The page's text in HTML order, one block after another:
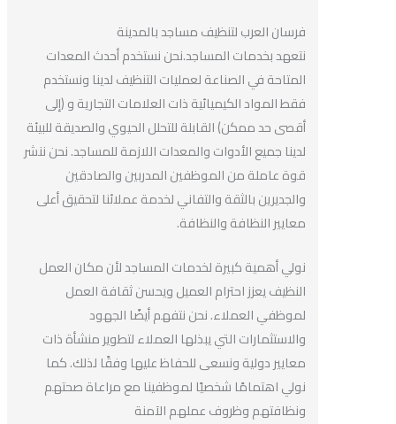
فرسان العرب لتنظيف مساجد بالمدينة
نتعهد بخدمات المساجد.نحن نستخدم أحدث المعدات
المتاحة في الصناعة لعمليات التنظيف لدينا ونستخدم
فقط المواد الكيميائية ذات العلامات التجارية و (إلى
أقصى حد ممكن) القابلة للتحلل الحيوي والصديقة للبيئة
لدينا جميع الأدوات والمعدات اللازمة للمساجد. نحن ننشر
قوة عاملة من الموظفين المدربين والصادقين
والجديرين بالثقة والتفاني لخدمة عملائنا لتحقيق أعلى
معايير النظافة والنظافة.
نولي أهمية كبيرة لخدمات المساجد لأن مكان العمل
النظيف يعزز احترام العميل ويحسن ثقافة العمل
لموظفي العملاء. نحن نتفهم أيضًا الجهود
والاستثمارات التي يبذلها العملاء لتطوير منشأة ذات
معايير دولية ونسعى للحفاظ عليها وفقًا لذلك. كما
نولي اهتمامًا شخصيًا لموظفينا مع مراعاة صحتهم
ونظافتهم وظروف عملهم الآمنة